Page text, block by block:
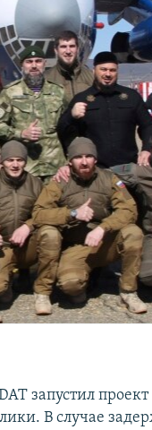
запустил проект
В случае